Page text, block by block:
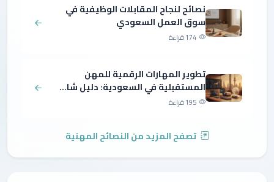
نصائح لنجاح المقابلات الوظيفية في
سوق العمل السعودي
174 قراءة
تطوير المهارات الرقمية للمهن
المستقبلية في السعودية: دليل شا...
195 قراءة
تصفح المزيد من النصائح المهنية